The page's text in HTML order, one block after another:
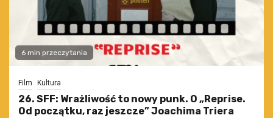
6 min przeczytania
Film Kultura
26. SFF: Wrażliwość to nowy punk. O „Reprise.
Od początku, raz jeszcze” Joachima Triera